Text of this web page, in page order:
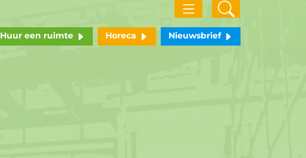
Huur een ruimte Horeca Nieuwsbrief